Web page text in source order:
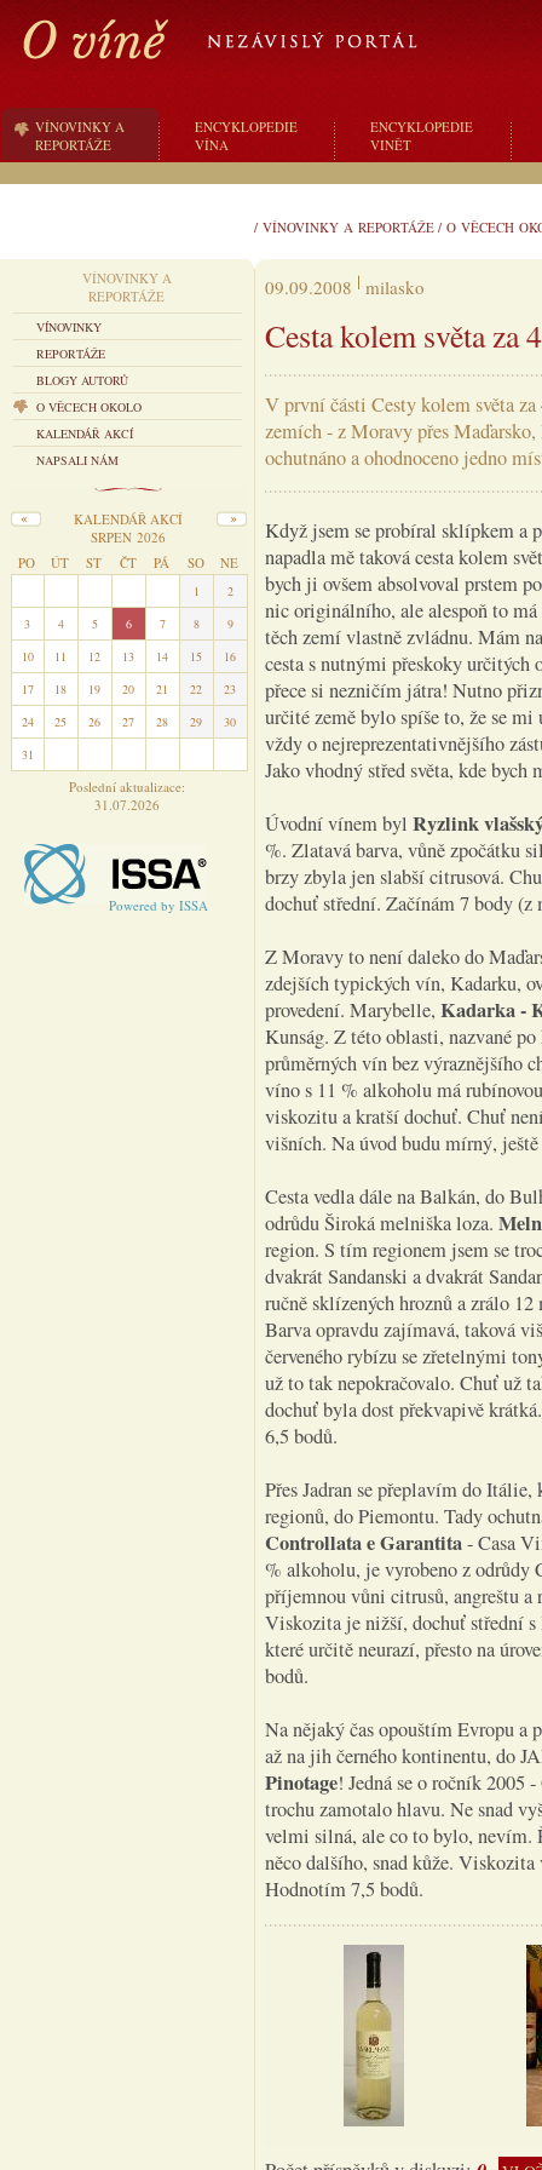
VÍNOVINKY A
REPORTÁŽE
ENCYKLOPEDIE
VÍNA
ENCYKLOPEDIE
VINĚT
/ VÍNOVINKY A REPORTÁŽE / O VĚCECH
VÍNOVINKY A
REPORTÁŽE
VÍNOVINKY
REPORTÁŽE
BLOGY AUTORŮ
O VĚCECH OKOLO
KALENDÁŘ AKCÍ
NAPSALI NÁM
KALENDÁŘ AKCÍ
SRPEN 2026
PO
ÚT ST ČT PÁ SO NE
1
2
3
4 5 6 7 8
9
10
11 12 13 14 15
16
17
18 19 20 21 22
23
24
25 26 27 28 29
30
31
Poslední aktualizace:
31.07.2026
Powered by ISSA
09.09.2008 milasko
Cesta kolem světa za
V první části Cesty kolem světa
zemích - z Moravy přes
ochutnáno a ohodnoceno jedno
Když jsem se probíral sklípkem a
napadla mě taková cesta kolem
bych ji ovšem absolvoval prstem
nic originálního, ale alespoň to
těch zemí vlastně zvládnu. Mám
cesta s nutnými přeskoky určitých
přece si nezničím játra! Nutno
určité země bylo spíše to, že se
vždy o nejreprezentativnějšího
Jako vhodný střed světa, kde
Úvodní vínem byl Ryzlink
%. Zlatavá barva, vůně zpočátku
brzy zbyla jen slabší citrusová.
dochuť střední. Začínám 7 body (z
Z Moravy to není daleko do
zdejších typických vín, Kadarku,
provedení. Marybelle, Kadarka -
Kunság. Z této oblasti, nazvané
průměrných vín bez výraznějšího
víno s 11 % alkoholu má
viskozitu a kratší dochuť. Chuť
višních. Na úvod budu mírný,
Cesta vedla dále na Balkán, do
odrůdu Široká melniška loza.
region. S tím regionem jsem se
dvakrát Sandanski a dvakrát
ručně sklízených hroznů a zrálo
Barva opravdu zajímavá, taková
červeného rybízu se zřetelnými
už to tak nepokračovalo. Chuť už
dochuť byla dost překvapivě
6,5 bodů.
Přes Jadran se přeplavím do
regionů, do Piemontu. Tady
Controllata e Garantita- Casa
% alkoholu, je vyrobeno z odrůdy
příjemnou vůni citrusů, angreštu
Viskozita je nižší, dochuť střední
které určitě neurazí, přesto na
bodů.
Na nějaký čas opouštím Evropu a
až na jih černého kontinentu, do
Pinotage! Jedná se o ročník 2005
trochu zamotalo hlavu. Ne snad
velmi silná, ale co to bylo, nevím.
něco dalšího, snad kůže.
Hodnotím 7,5 bodů.